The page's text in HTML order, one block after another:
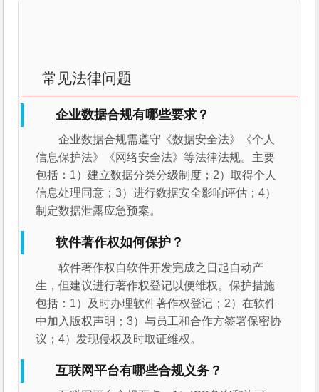
常见法律问题
企业数据合规有哪些要求？
企业数据合规需遵守《数据安全法》《个人
信息保护法》《网络安全法》等法律法规。主要
包括：1）建立数据分类分级制度；2）取得个人
信息处理同意；3）进行数据安全影响评估；4）
制定数据泄露应急预案。
软件著作权如何保护？
软件著作权自软件开发完成之日起自动产
生，但建议进行著作权登记以便维权。保护措施
包括：1）及时办理软件著作权登记；2）在软件
中加入版权声明；3）与员工和合作方签署保密协
议；4）发现侵权及时取证维权。
互联网平台有哪些合规义务？